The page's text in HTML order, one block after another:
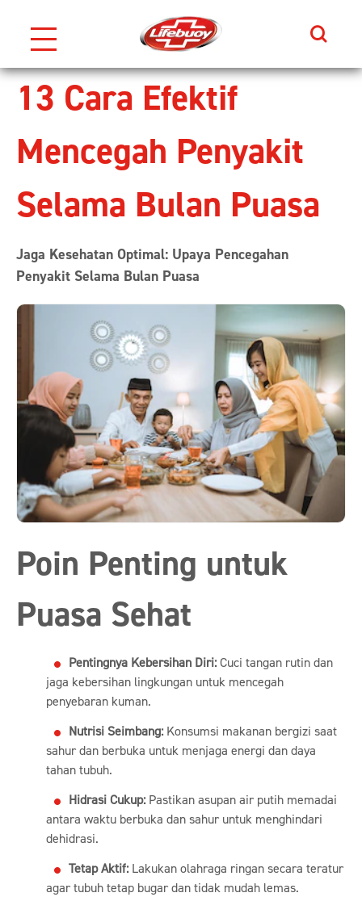
Skip to content
Search
13 Cara Efektif
Mencegah Penyakit
Selama Bulan Puasa
Jaga Kesehatan Optimal: Upaya Pencegahan
Penyakit Selama Bulan Puasa
Poin Penting untuk
Puasa Sehat
Pentingnya Kebersihan Diri:Cuci tangan rutin dan
jaga kebersihan lingkungan untuk mencegah
penyebaran kuman.
Nutrisi Seimbang:Konsumsi makanan bergizi saat
sahur dan berbuka untuk menjaga energi dan daya
tahan tubuh.
Hidrasi Cukup:Pastikan asupan air putih memadai
antara waktu berbuka dan sahur untuk menghindari
dehidrasi.
Tetap Aktif:Lakukan olahraga ringan secara teratur
agar tubuh tetap bugar dan tidak mudah lemas.